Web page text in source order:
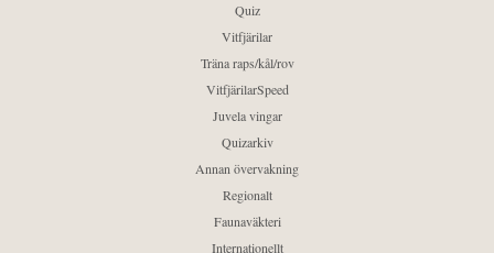
Quiz
Vitfjärilar
Träna raps/kål/rov
VitfjärilarSpeed
Juvela vingar
Quizarkiv
Annan övervakning
Regionalt
Faunaväkteri
Internationellt